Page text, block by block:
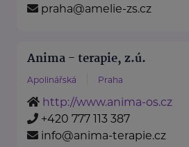
praha@amelie-zs.cz
Anima - terapie, z.ú.
Apolinářská Praha
http://www.anima-os.cz
+420 777 113 387
info@anima-terapie.cz